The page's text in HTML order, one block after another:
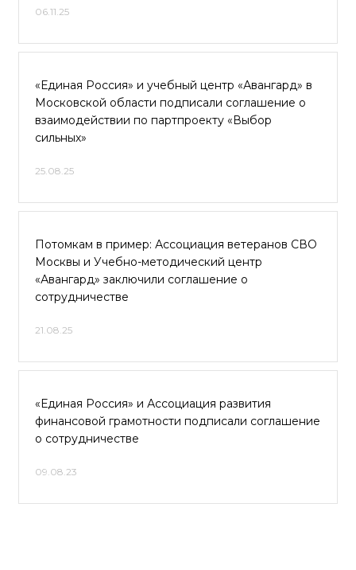
06.11.25
«Единая Россия» и учебный центр «Авангард» в
Московской области подписали соглашение о
взаимодействии по партпроекту «Выбор
сильных»
25.08.25
Потомкам в пример: Ассоциация ветеранов СВО
Москвы и Учебно-методический центр
«Авангард» заключили соглашение о
сотрудничестве
21.08.25
«Единая Россия» и Ассоциация развития
финансовой грамотности подписали соглашение
о сотрудничестве
09.08.23